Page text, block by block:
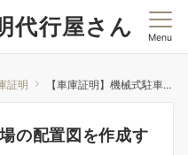
代行屋さん Menu
証明 【車庫証明】機械式駐車場の配置図を作成するときの注意点
の配置図を作成す